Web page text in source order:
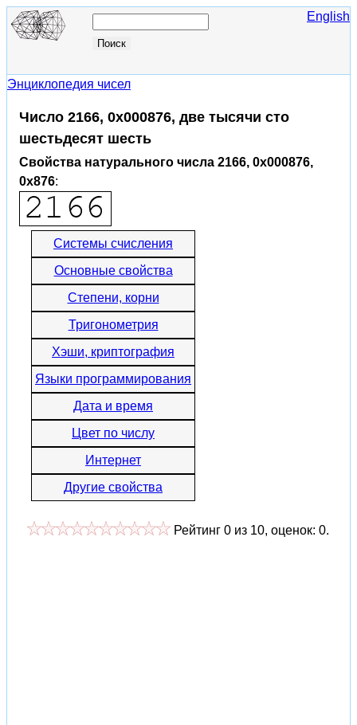
English
Энциклопедия чисел
Число 2166, 0x000876, две тысячи сто
шестьдесят шесть
Свойства натурального числа 2166, 0x000876,
0x876:
Системы счисления
Основные свойства
Степени, корни
Тригонометрия
Хэши, криптография
Языки программирования
Дата и время
Цвет по числу
Интернет
Другие свойства
Рейтинг 0 из 10, оценок: 0.